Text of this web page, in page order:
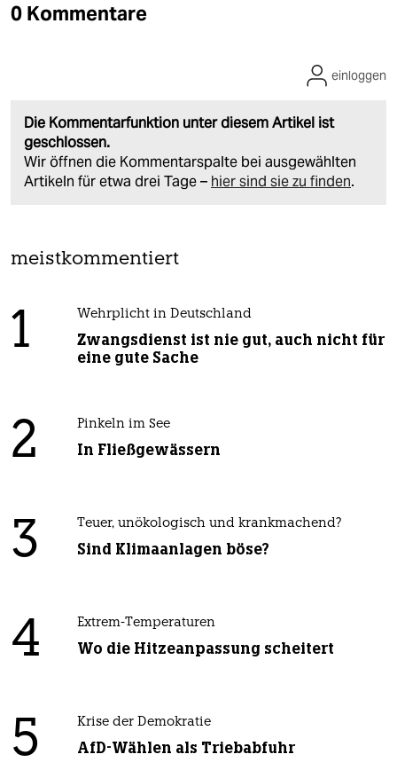
0 Kommentare
Die Kommentarfunktion unter diesem Artikel ist
geschlossen.
Wir öffnen die Kommentarspalte bei ausgewählten
Artikeln für etwa drei Tage – hier sind sie zu finden.
einloggen
meistkommentiert
1 Wehrplicht in Deutschland
Zwangsdienst ist nie gut, auch nicht für
eine gute Sache
2 Pinkeln im See
In Fließgewässern
3 Teuer, unökologisch und krankmachend?
Sind Klimaanlagen böse?
4 Extrem-Temperaturen
Wo die Hitzeanpassung scheitert
5 Krise der Demokratie
AfD-Wählen als Triebabfuhr